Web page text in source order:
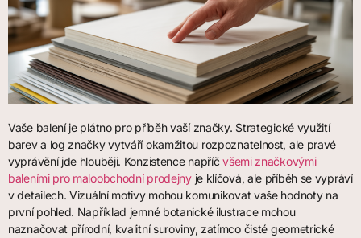
Vaše balení je plátno pro příběh vaší značky. Strategické využití
barev a log značky vytváří okamžitou rozpoznatelnost, ale pravé
vyprávění jde hlouběji. Konzistence napříčvšemi značkovými
baleními pro maloobchodní prodejnyje klíčová, ale příběh se vypráví
v detailech. Vizuální motivy mohou komunikovat vaše hodnoty na
první pohled. Například jemné botanické ilustrace mohou
naznačovat přírodní, kvalitní suroviny, zatímco čisté geometrické